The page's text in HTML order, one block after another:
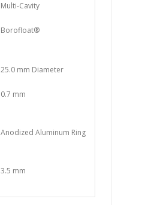
Multi-Cavity
Borofloat®
25.0 mm Diameter
0.7 mm
Anodized Aluminum Ring
3.5 mm